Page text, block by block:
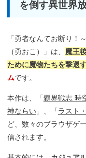
を倒す異世界
「勇者なんてお断り！
（勇おこ）」は、 魔王
ために魔物たちを撃退
ムです。
本作は、「覇界戦志 時
神ならい 」、「ラスト
ど、数々のブラウザゲ
信されます。